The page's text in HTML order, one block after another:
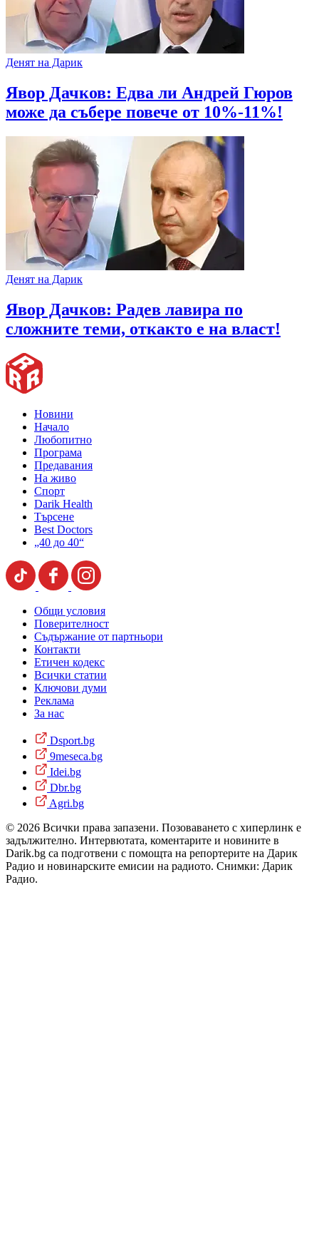
Денят на Дарик
Явор Дачков: Едва ли Андрей Гюров
може да събере повече от 10%-11%!
Денят на Дарик
Явор Дачков: Радев лавира по
сложните теми, откакто е на власт!
Новини
Начало
Любопитно
Програма
Предавания
На живо
Спорт
Darik Health
Търсене
Best Doctors
„40 до 40“
Общи условия
Поверителност
Съдържание от партньори
Контакти
Етичен кодекс
Всички статии
Ключови думи
Реклама
За нас
Dsport.bg
9meseca.bg
Idei.bg
Dbr.bg
Agri.bg
© 2026 Всички права запазени. Позоваването с хиперлинк е
задължително. Интервютата, коментарите и новините в
Darik.bg са подготвени с помощта на репортерите на Дарик
Радио и новинарските емисии на радиото. Снимки: Дарик
Радио.